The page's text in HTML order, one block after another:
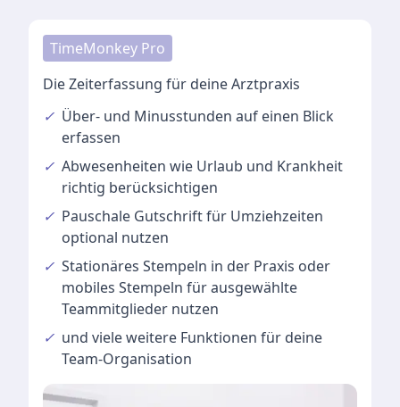
TimeMonkey Pro
Die Zeiterfassung für deine Arztpraxis
✓ Über- und Minusstunden auf einen Blick
erfassen
✓ Abwesenheiten wie Urlaub und Krankheit
richtig berücksichtigen
✓ Pauschale Gutschriftfür Umziehzeiten
optional nutzen
✓ Stationäres Stempeln in der Praxis oder
mobiles Stempeln für ausgewählte
Teammitglieder nutzen
✓ und vieleweitere Funktionen für deine
Team-Organisation